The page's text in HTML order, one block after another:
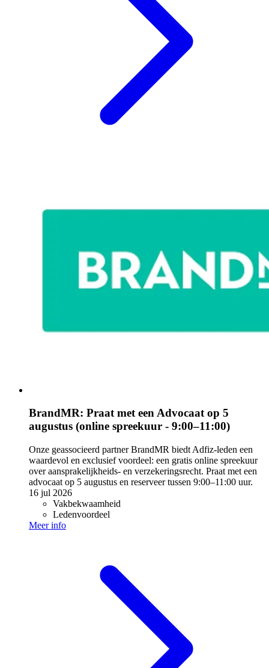
BrandMR: Praat met een Advocaat op 5
augustus (online spreekuur - 9:00–11:00)
Onze geassocieerd partner BrandMR biedt Adfiz-leden een
waardevol en exclusief voordeel: een gratis online spreekuur
over aansprakelijkheids- en verzekeringsrecht. Praat met een
advocaat op 5 augustus en reserveer tussen 9:00–11:00 uur.
16 jul 2026
Vakbekwaamheid
Ledenvoordeel
Meer info